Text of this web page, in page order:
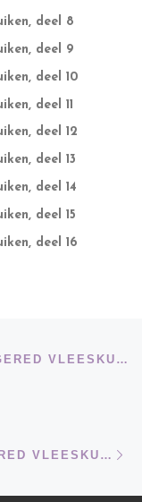
deel 8
deel 9
deel 10
deel 11
deel 12
deel 13
deel 14
deel 15
deel 16
DAGBOEK VAN DAANTJE, EEN GERED VLEESKUIKEN, DEEL 13
DAGBOEK VAN DAANTJE, EEN GERED VLEESKUIKEN, DEEL 12